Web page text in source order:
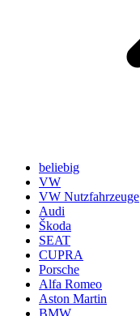
beliebig
VW
VW Nutzfahrzeuge
Audi
Škoda
SEAT
CUPRA
Porsche
Alfa Romeo
Aston Martin
BMW